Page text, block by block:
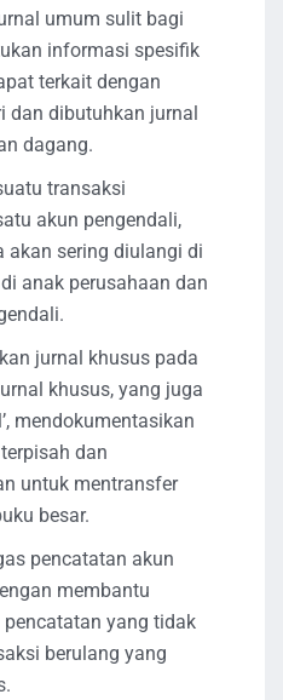
umum sulit bagi
informasi spesifik
terkait dengan
dan dibutuhkan jurnal
dagang.
transaksi
akun pengendali,
akan sering diulangi di
anak perusahaan dan
jurnal khusus pada
khusus, yang juga
mendokumentasikan
dan
untuk mentransfer
besar.
pencatatan akun
membantu
yang tidak
berulang yang